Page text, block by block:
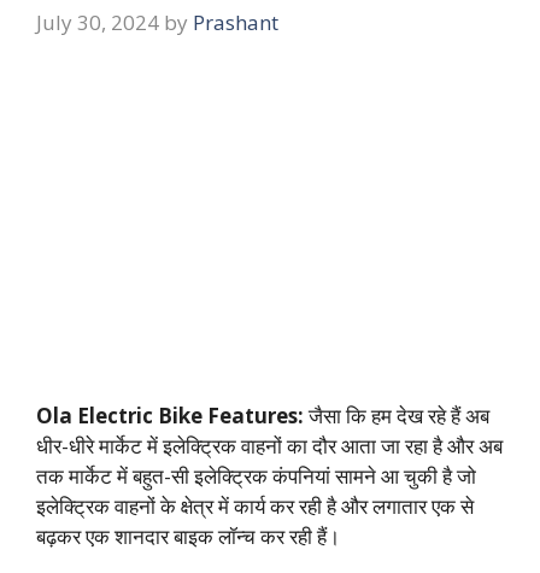
July 30, 2024 by Prashant
Ola Electric Bike Features:जैसा कि हम देख रहे हैं अब
धीर-धीरे मार्केट में इलेक्ट्रिक वाहनों का दौर आता जा रहा है और अब
तक मार्केट में बहुत-सी इलेक्ट्रिक कंपनियां सामने आ चुकी है जो
इलेक्ट्रिक वाहनों के क्षेत्र में कार्य कर रही है और लगातार एक से
बढ़कर एक शानदार बाइक लॉन्च कर रही हैं।